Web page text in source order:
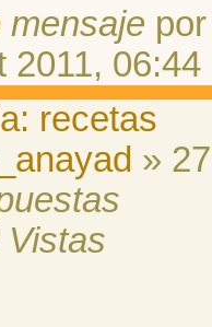
mensaje
2011, 06:44
recetas
»
Vistas